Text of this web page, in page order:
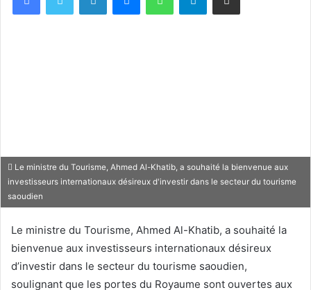
Le ministre du Tourisme, Ahmed Al-Khatib, a souhaité la bienvenue aux
investisseurs internationaux désireux d'investir dans le secteur du tourisme
saoudien
Le ministre du Tourisme, Ahmed Al-Khatib, a souhaité la
bienvenue aux investisseurs internationaux désireux
d’investir dans le secteur du tourisme saoudien,
soulignant que les portes du Royaume sont ouvertes aux